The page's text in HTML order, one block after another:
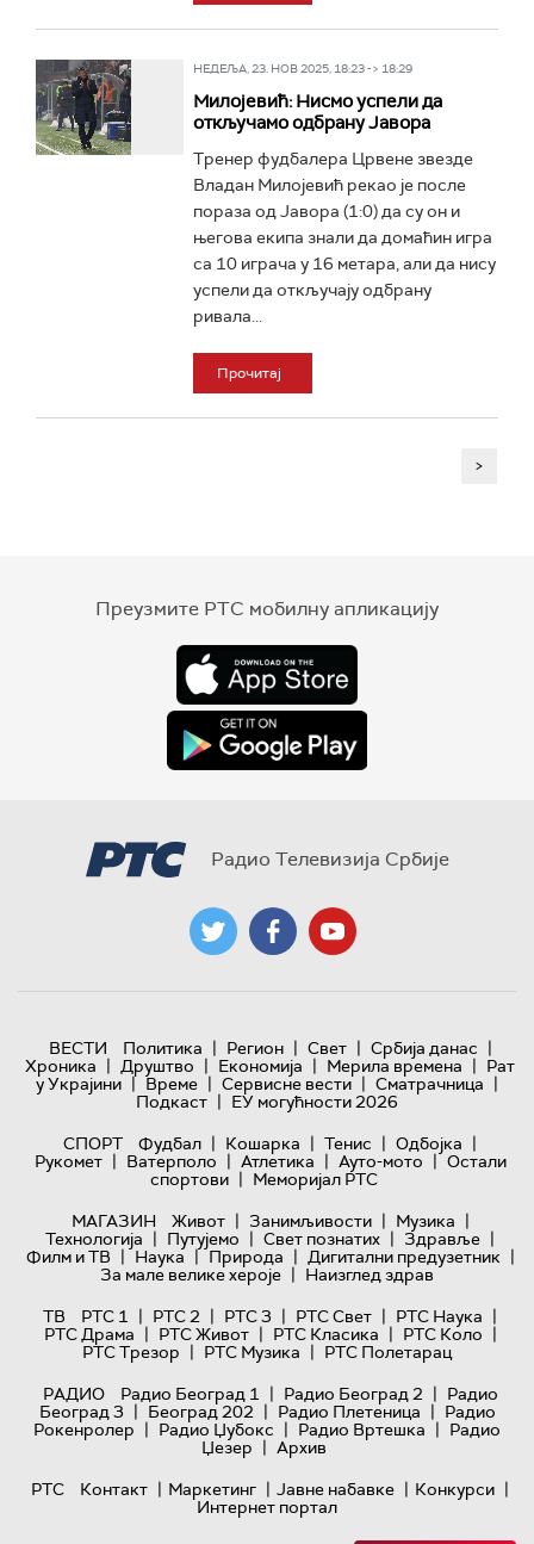
НЕДЕЉА, 23. НОВ 2025, 18:23 -> 18:29
Милојевић: Нисмо успели да
откључамо одбрану Јавора
Тренер фудбалера Црвене звезде
Владан Милојевић рекао је после
пораза од Јавора (1:0) да су он и
његова екипа знали да домаћин игра
са 10 играча у 16 метара, али да нису
успели да откључају одбрану
ривала...
Прочитај
>
Преузмите РТС мобилну апликацију
Радио Телевизија Србије
ВЕСТИ Политика | Регион | Свет | Србија данас |
Хроника | Друштво | Економија | Мерила времена | Рат
у Украјини | Време | Сервисне вести | Сматрачница |
Подкаст | ЕУ могућности 2026
СПОРТ
Фудбал | Кошарка | Тенис | Одбојка |
Рукомет | Ватерполо | Атлетика | Ауто-мото | Остали
спортови | Меморијал РТС
МАГАЗИН
Живот | Занимљивости | Музика |
Технологијa | Путујемо | Свет познатих | Здравље |
Филм и ТВ | Наука | Природа | Дигитални предузетник |
За мале велике хероје | Наизглед здрав
ТВ
РТС 1 | РТС 2 | РТС 3 | РТС Свет | РТС Наука |
РТС Драма | РТС Живот | РТС Класика | РТС Коло |
РТС Трезор | РТС Музика | РТС Полетарац
РАДИО
Радио Београд 1 | Радио Београд 2 | Радио
Београд 3 | Београд 202 | Радио Плетеница | Радио
Рокенролер | Радио Џубокс | Радио Вртешка | Радио
Џезер | Архив
РТС
Контакт | Маркетинг | Јавне набавке | Конкурси |
Интернет портал